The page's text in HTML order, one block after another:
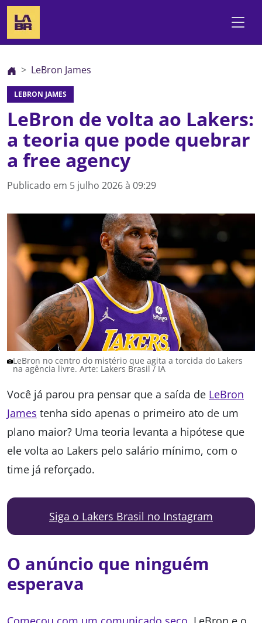
LeBron James
LEBRON JAMES
LeBron de volta ao Lakers:
a teoria que pode quebrar
a free agency
Publicado em 5 julho 2026 à 09:29
LeBron no centro do mistério que agita a torcida do Lakers
na agência livre. Arte: Lakers Brasil / IA
Você já parou pra pensar que a saída de LeBron
James tenha sido apenas o primeiro ato de um
plano maior? Uma teoria levanta a hipótese que
ele volta ao Lakers pelo salário mínimo, com o
time já reforçado.
Siga o Lakers Brasil no Instagram
O anúncio que ninguém
esperava